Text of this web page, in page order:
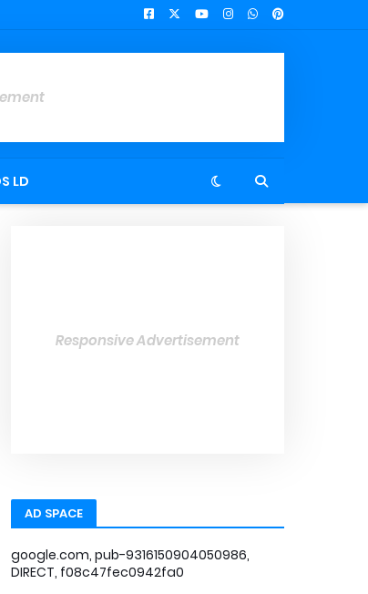
LD
Responsive Advertisement
AD SPACE
google.com, pub-9316150904050986,
DIRECT, f08c47fec0942fa0